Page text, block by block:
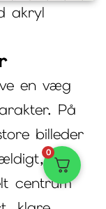
akryl
en væg
På
billeder
men
centrum
0